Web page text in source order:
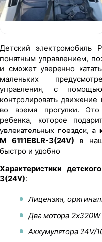
Детский электромобиль
понятным управлением,
и сможет уверенно
маленьких
управления, с
контролировать
во время прогулки.
ребенка, которое
увлекательных поездок, а
M 6111EBLR-3(24V) в
быстро и удобно.
Характеристики
3(24V):
Лицензия,
Два мотора
Аккумулятора 24V/